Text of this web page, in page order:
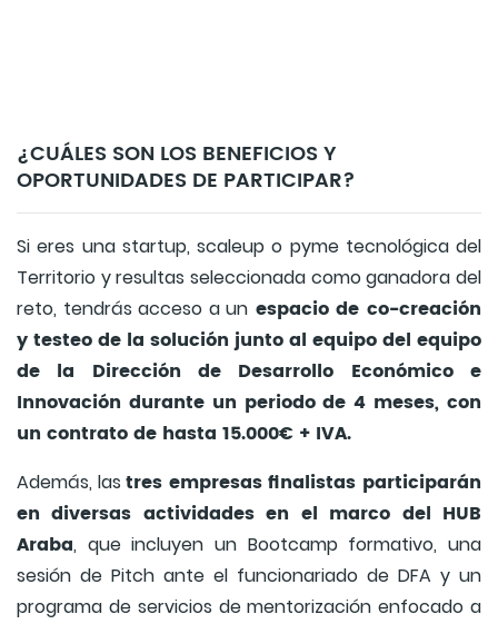
¿CUÁLES SON LOS BENEFICIOS Y
OPORTUNIDADES DE PARTICIPAR?
Si eres una startup, scaleup o pyme tecnológica del
Territorio y resultas seleccionada como ganadora del
reto, tendrás acceso a un espacio de co-creación
y testeo de la solución junto al equipo del equipo
de la Dirección de Desarrollo Económico e
Innovación durante un periodo de 4 meses, con
un contrato de hasta 15.000€ + IVA.
Además, lastres empresas finalistas participarán
en diversas actividades en el marco del HUB
Araba, que incluyen un Bootcamp formativo, una
sesión de Pitch ante el funcionariado de DFA y un
programa de servicios de mentorización enfocado a